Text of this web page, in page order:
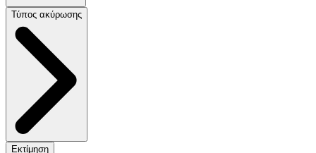
Τύπος ακύρωσης
Εκτίμηση